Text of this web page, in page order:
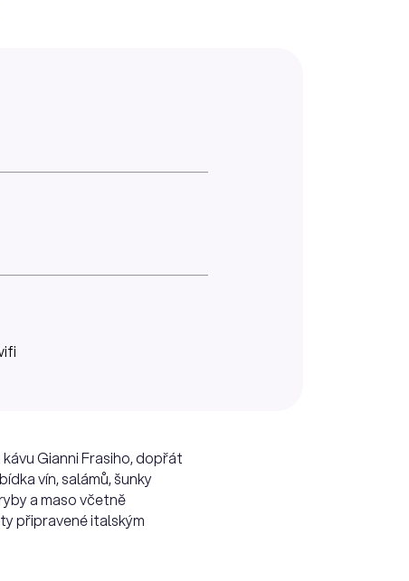
Gianni Frasiho, dopřát
vín, salámů, šunky
a maso včetně
připravené italským